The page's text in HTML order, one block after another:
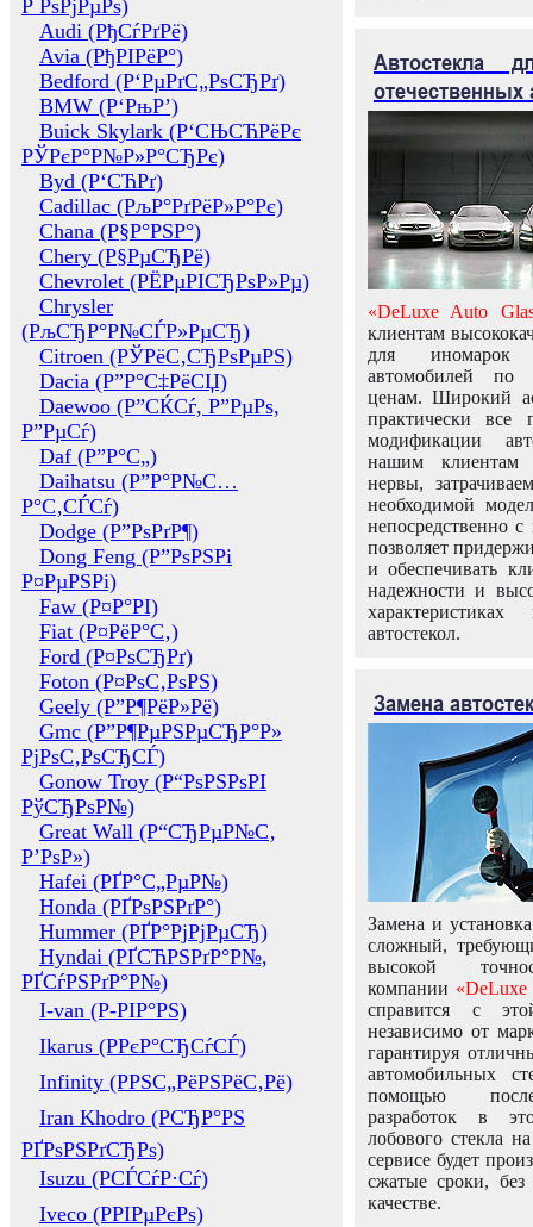
Р РѕРјРµРѕ)
Audi (РђСѓРґРё)
Avia (РђРІРёР°)
Bedford (Р‘РµРґС„РѕСЂРґ)
BMW (Р‘РњР’)
Buick Skylark (Р‘СЊСЋРёРє
РЎРєР°Р№Р»Р°СЂРє)
Byd (Р‘СЋРґ)
Cadillac (РљР°РґРёР»Р°Рє)
Chana (Р§Р°РЅР°)
Chery (Р§РµСЂРё)
Chevrolet (РЁРµРІСЂРѕР»Рµ)
Chrysler
(РљСЂР°Р№СЃР»РµСЂ)
Citroen (РЎРёС‚СЂРѕРµРЅ)
Dacia (Р”Р°С‡РёСЏ)
Daewoo (Р”СЌСѓ, Р”РµРѕ,
Р”РµСѓ)
Daf (Р”Р°С„)
Daihatsu (Р”Р°Р№С…
Р°С‚СЃСѓ)
Dodge (Р”РѕРґР¶)
Dong Feng (Р”РѕРЅРі
Р¤РµРЅРі)
Faw (Р¤Р°РІ)
Fiat (Р¤РёР°С‚)
Ford (Р¤РѕСЂРґ)
Foton (Р¤РѕС‚РѕРЅ)
Geely (Р”Р¶РёР»Рё)
Gmc (Р”Р¶РµРЅРµСЂР°Р»
РјРѕС‚РѕСЂСЃ)
Gonow Troy (Р“РѕРЅРѕРІ
РўСЂРѕР№)
Great Wall (Р“СЂРµР№С‚
Р’РѕР»)
Hafei (РҐР°С„РµР№)
Honda (РҐРѕРЅРґР°)
Hummer (РҐР°РјРјРµСЂ)
Hyndai (РҐСЋРЅРґР°Р№,
РҐСѓРЅРґР°Р№)
I-van (Р-РІР°РЅ)
Ikarus (РРєР°СЂСѓСЃ)
Infinity (РРЅС„РёРЅРёС‚Рё)
Iran Khodro (РСЂР°РЅ
РҐРѕРЅРґСЂРѕ)
Isuzu (РСЃСѓР·Сѓ)
Iveco (РРІРµРєРѕ)
Автостекла
отечественных
«DeLuxe Auto
клиентам
для иномарок
автомобилей
ценам. Широкий
практически все
модификации
нашим клиентам
нервы,
необходимой
непосредственно
позволяет
и обеспечивать
надежности и
автостекол.
Замена
Замена и
сложный,
высокой
компании «DeLuxe
справится с
независимо от
гарантируя
автомобильных
помощью
разработок в
лобового стекла
сервисе будет
сжатые сроки,
качестве.